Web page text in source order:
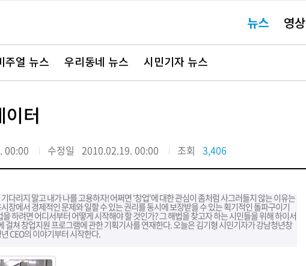
요뉴스 영상
주얼 뉴스 우리동네 뉴스 시민기자 뉴스
터
00:00 수정일 2010.02.19. 00:00 조회 3,406
다리지 말고 내가 나를 고용하자! 어쩌면 '창업'에 대한 관심이 좀처럼 사그러들지 않는 이유는
장에서 경제적인 문제와 일할 수 있는 권리를 동시에 보장받을 수 있는 획기적인 돌파구이기
하려면 어디서부터 어떻게 시작해야 할 것인가? 그 해법을 찾고자 하는 시민들을 위해 하이서
걸쳐 창업지원 프로그램에 관한 기획기사를 연재한다. 오늘은 김기형 시민기자가 강남청년창
CEO의 이야기부터 시작한다.